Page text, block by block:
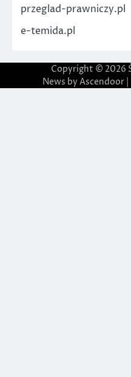
przeglad-prawniczy.pl
e-temida.pl
Copyright © 2026
News by Ascendoor|